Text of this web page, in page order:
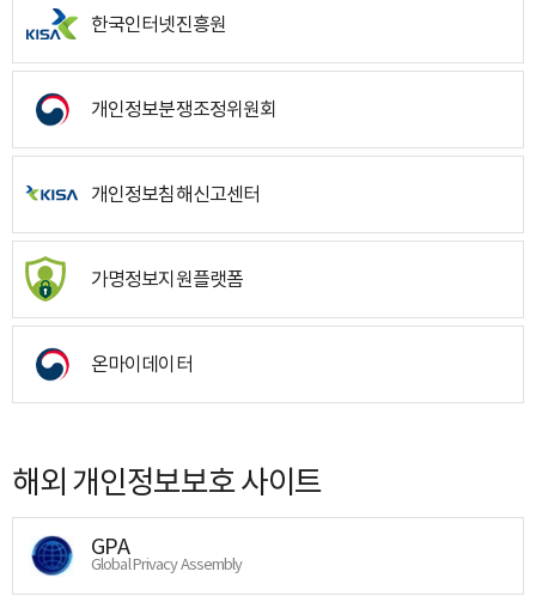
한국인터넷진흥원
개인정보분쟁조정위원회
개인정보침해신고센터
가명정보지원플랫폼
온마이데이터
해외 개인정보보호 사이트
GPA
Global Privacy Assembly